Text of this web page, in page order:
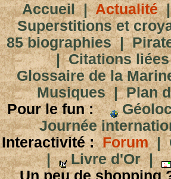
Accueil|Actualité
Superstitions et
85 biographies|
|Citations
Glossaire de la
Musiques|Plan
Pour le fun :
Journée
Interactivité : Forum|
|
Livre d'Or|
Un peu de shopping